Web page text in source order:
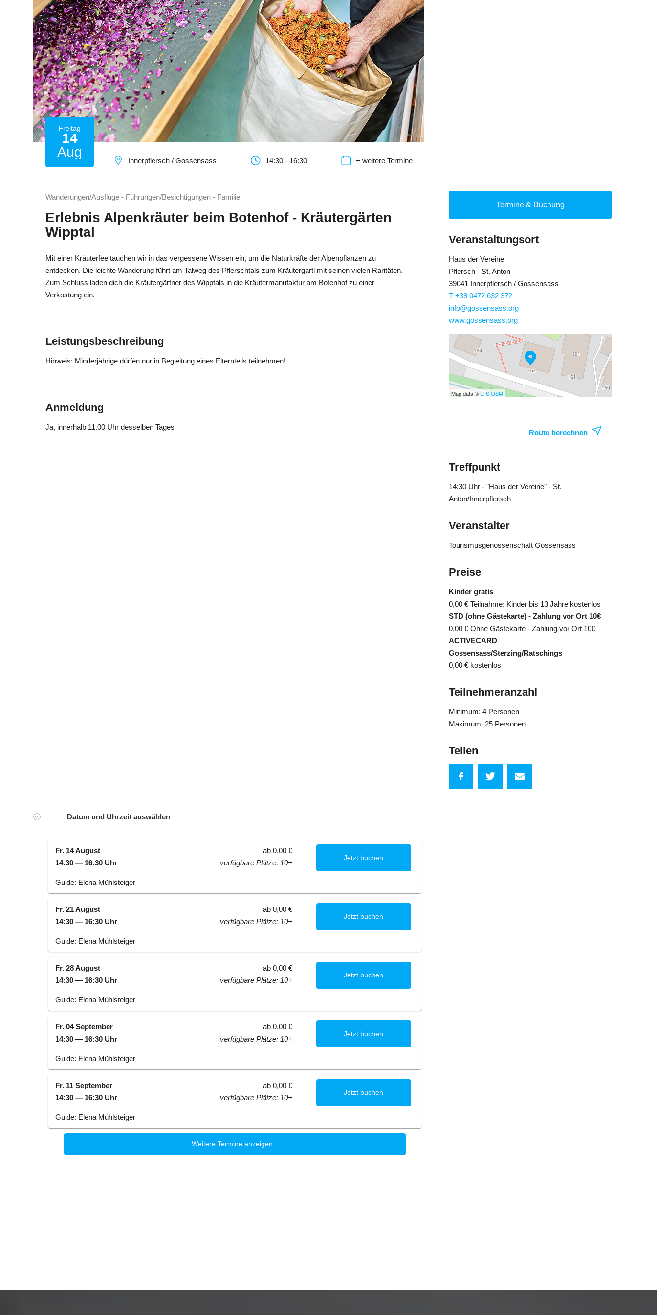
Freitag
14
Aug
Innerpflersch / Gossensass 14:30 - 16:30 + weitere Termine
Wanderungen/Ausflüge - Führungen/Besichtigungen - Familie
Erlebnis Alpenkräuter beim Botenhof - Kräutergärten
Wipptal
Mit einer Kräuterfee tauchen wir in das vergessene Wissen ein, um die Naturkräfte der Alpenpflanzen zu
entdecken. Die leichte Wanderung führt am Talweg des Pflerschtals zum Kräutergartl mit seinen vielen Raritäten.
Zum Schluss laden dich die Kräutergärtner des Wipptals in die Kräutermanufaktur am Botenhof zu einer
Verkostung ein.
Leistungsbeschreibung
Hinweis: Minderjährige dürfen nur in Begleitung eines Elternteils teilnehmen!
Anmeldung
Ja, innerhalb 11.00 Uhr desselben Tages
Termine & Buchung
Veranstaltungsort
Haus der Vereine
Pflersch - St. Anton
39041 Innerpflersch / Gossensass
T +39 0472 632 372
info@gossensass.org
www.gossensass.org
Map data ©LTS OSM
Route berechnen
Treffpunkt
14:30 Uhr - "Haus der Vereine" - St.
Anton/Innerpflersch
Veranstalter
Tourismusgenossenschaft Gossensass
Preise
Kinder gratis
0,00 €Teilnahme: Kinder bis 13 Jahre kostenlos
STD (ohne Gästekarte) - Zahlung vor Ort 10€
0,00 €Ohne Gästekarte - Zahlung vor Ort 10€
ACTIVECARD
Gossensass/Sterzing/Ratschings
0,00 € kostenlos
Teilnehmeranzahl
Minimum: 4 Personen
Maximum: 25 Personen
Teilen